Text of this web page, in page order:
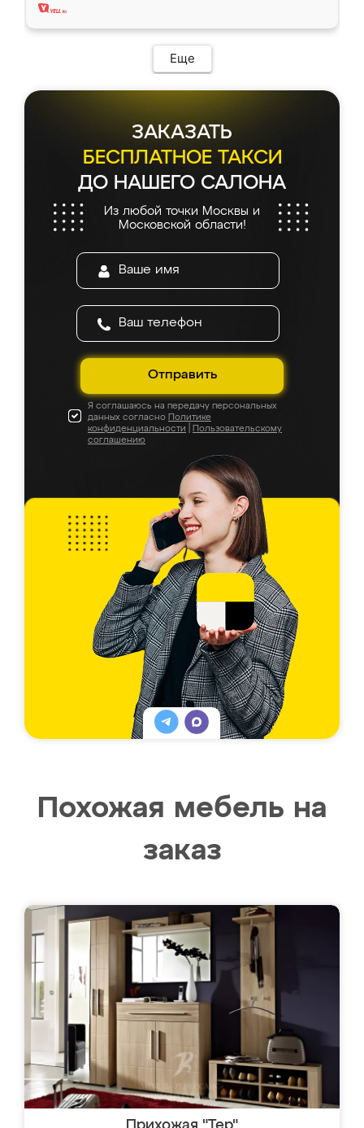
Еще
ЗАКАЗАТЬ
БЕСПЛАТНОЕ ТАКСИ
ДО НАШЕГО САЛОНА
Из любой точки Москвы и
Московской области!
Отправить
Я соглашаюсь на передачу персональных
данных согласно Политике
конфиденциальности
Пользовательскому
соглашению
Похожая мебель на
заказ